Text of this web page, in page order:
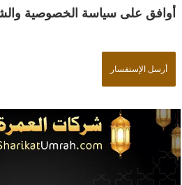
أوافق على سياسة الخصوصية